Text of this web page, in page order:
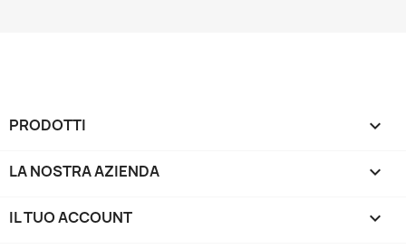
PRODOTTI 
LA NOSTRA AZIENDA 
IL TUO ACCOUNT 